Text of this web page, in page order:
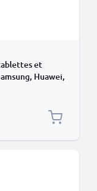
et
Huawei,